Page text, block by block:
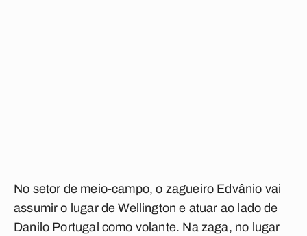
No setor de meio-campo, o zagueiro Edvânio vai
assumir o lugar de Wellington e atuar ao lado de
Danilo Portugal como volante. Na zaga, no lugar